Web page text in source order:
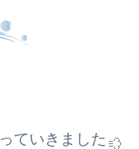
ていきました